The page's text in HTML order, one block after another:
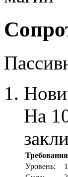
На
Требования
Уровень: